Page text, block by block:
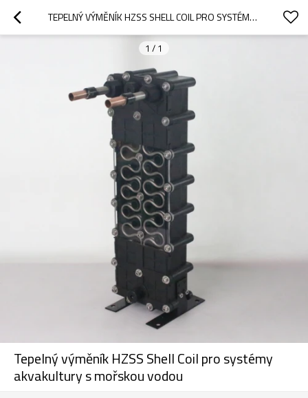
TEPELNÝ VÝMĚNÍK HZSS SHELL COIL PRO SYSTÉMY AKVAKULTURY S MOŘSKOU VODOU
1 / 1
Tepelný výměník HZSS Shell Coil pro systémy
akvakultury s mořskou vodou